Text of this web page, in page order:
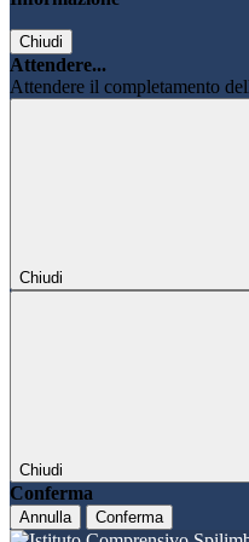
Chiudi
Attendere...
Attendere il completamento
Chiudi
Chiudi
Conferma
Annulla Conferma